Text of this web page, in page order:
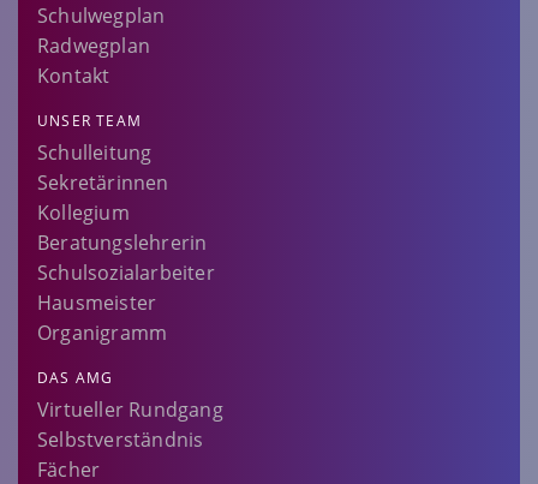
Schulwegplan
Radwegplan
Kontakt
UNSER TEAM
Schulleitung
Sekretärinnen
Kollegium
Beratungslehrerin
Schulsozialarbeiter
Hausmeister
Organigramm
DAS AMG
Virtueller Rundgang
Selbstverständnis
Fächer